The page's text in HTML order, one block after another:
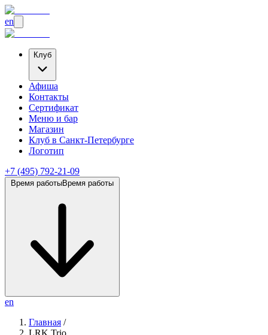
en
Клуб
Афиша
Контакты
Сертификат
Меню и бар
Магазин
Клуб в Санкт-Петербурге
Логотип
+7 (495) 792-21-09
Время работыВремя работы
en
Главная /
LRK Trio